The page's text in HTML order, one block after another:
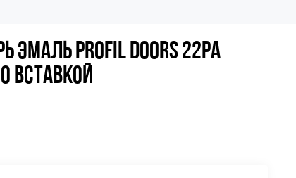
эмаль Profil Doors 22PA
вставкой